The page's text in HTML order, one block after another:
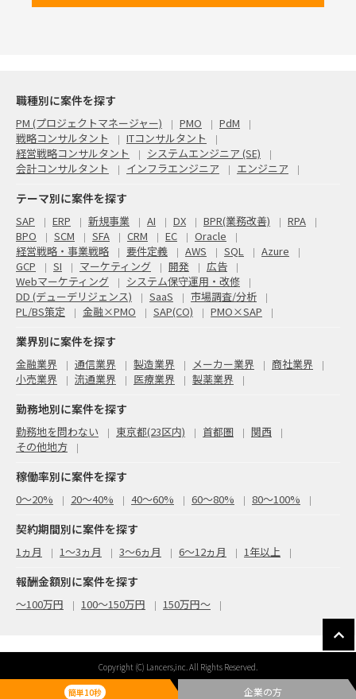
職種別に案件を探す
PM (プロジェクトマネージャー) PMO
PdM
戦略コンサルタント
ITコンサルタント
経営戦略コンサルタント
システムエンジニア (SE)
会計コンサルタント
インフラエンジニア エンジニア
テーマ別に案件を探す
SAP ERP 新規事業 AI DX BPR(業務改善)
RPA
BPO
SCM SFA CRM EC
Oracle
経営戦略・事業戦略
要件定義 AWS SQL
Azure
GCP
SI マーケティング 開発
広告
Webマーケティング
システム保守運用・改修
DD (デューデリジェンス)
SaaS
市場調査/分析
PL/BS策定
金融×PMO SAP(CO) PMO×SAP
業界別に案件を探す
金融業界 通信業界 製造業界 メーカー業界
商社業界
小売業界
流通業界 医療業界 製薬業界
勤務地別に案件を探す
勤務地を問わない 東京都(23区内) 首都圏
関西
その他地方
稼働率別に案件を探す
0〜20% 20〜40% 40〜60% 60〜80% 80〜100%
契約期間別に案件を探す
1ヵ月 1～3ヵ月 3～6ヵ月 6～12ヵ月 1年以上
報酬金額別に案件を探す
〜100万円 100〜150万円 150万円〜
Copyright (C) Lancers,inc. All Rights Reserved.
簡単10秒 企業の方